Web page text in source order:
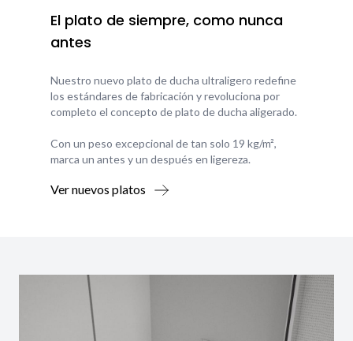
El plato de siempre, como nunca
antes
Nuestro nuevo plato de ducha ultraligero redefine
los estándares de fabricación y revoluciona por
completo el concepto de plato de ducha aligerado.
Con un peso excepcional de tan solo 19 kg/m²,
marca un antes y un después en ligereza.
Ver nuevos platos